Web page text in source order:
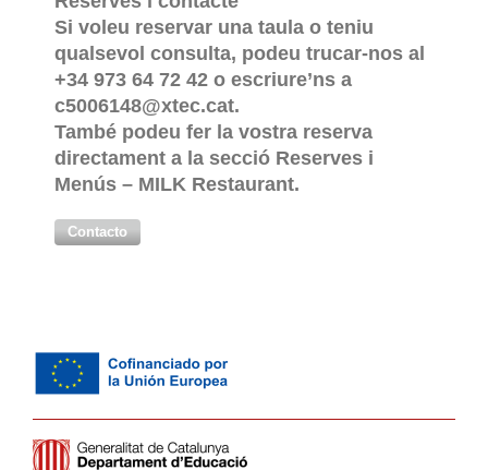
Si voleu reservar una taula o teniu
qualsevol consulta, podeu trucar-nos al
+34 973 64 72 42 o escriure’ns a
c5006148@xtec.cat.
També podeu fer la vostra reserva
directament a la secció Reserves i
Menús – MILK Restaurant.
Contacto